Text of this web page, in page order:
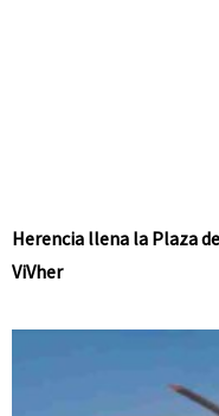
Herencia llena la Plaza
ViVher